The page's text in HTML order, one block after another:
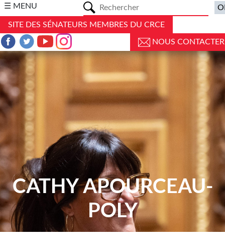
☰ MENU
SITE DES SÉNATEURS MEMBRES DU CRCE
NOUS CONTACTER
CATHY APOURCEAU-
POLY